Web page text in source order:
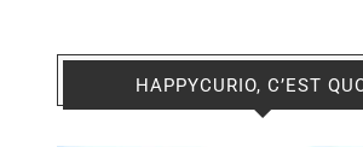
HAPPYCURIO, C’EST